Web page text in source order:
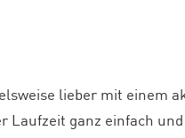
lieber mit einem
Laufzeit ganz einfach